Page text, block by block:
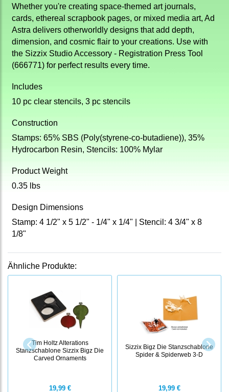
Whether you're creating space-themed art journals,
cards, ethereal scrapbook pages, or mixed media art, Ad
Astra delivers otherworldly designs that add depth,
dimension, and cosmic flair to your creations. Use with
the Sizzix Studio Accessory - Registration Press Tool
(666771) for perfect results every time.
Includes
10 pc clear stencils, 3 pc stencils
Construction
Stamps: 65% SBS (Poly(styrene-co-butadiene)), 35%
Hydrocarbon Resin, Stencils: 100% Mylar
Product Weight
0.35 lbs
Design Dimensions
Stamp: 4 1/2" x 5 1/2" - 1/4" x 1/4" | Stencil: 4 3/4" x 8
1/8"
Ähnliche Produkte:
Tim Holtz Alterations
Stanzschablone Sizzix Bigz Die
Carved Ornaments
19,99 €
Sizzix Bigz Die Stanzschablone
Spider & Spiderweb 3-D
19,99 €